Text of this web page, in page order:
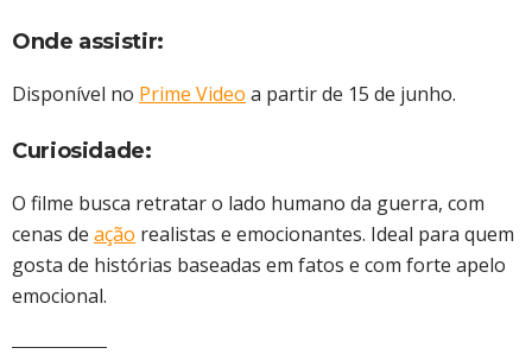
Onde assistir:
Disponível no Prime Video a partir de 15 de junho.
Curiosidade:
O filme busca retratar o lado humano da guerra, com
cenas de ação realistas e emocionantes. Ideal para quem
gosta de histórias baseadas em fatos e com forte apelo
emocional.